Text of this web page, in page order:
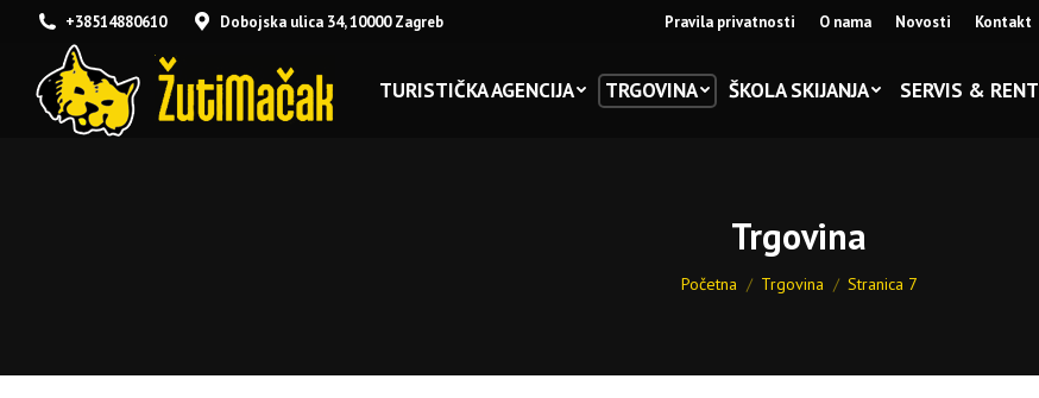
+38514880610 Dobojska ulica 34, 10000 Zagreb Pravila privatnosti O nama Novosti Kontakt
TURISTIČKA AGENCIJA TRGOVINA ŠKOLA SKIJANJA SERVIS & RENT
Trgovina
You are here:
Početna Trgovina Stranica 7